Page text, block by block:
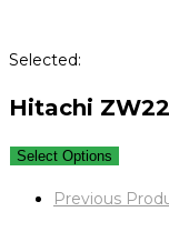
Selected:
Hitachi
Select Options
Previous